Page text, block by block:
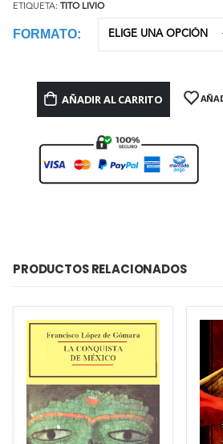
ETIQUETA: TITO LIVIO
FORMATO
AÑADIR AL CARRITO
PRODUCTOS RELACIONADOS